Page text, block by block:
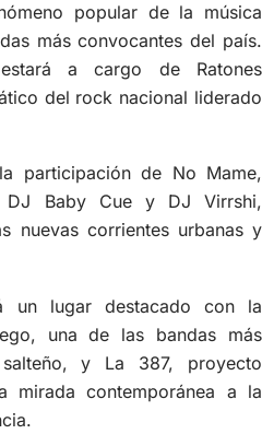
popular de la música
más convocantes del país.
a cargo de Ratones
del rock nacional liderado
participación de No Mame,
DJ Baby Cue y DJ Virrshi,
nuevas corrientes urbanas y
un lugar destacado con la
una de las bandas más
y La 387, proyecto
mirada contemporánea a la